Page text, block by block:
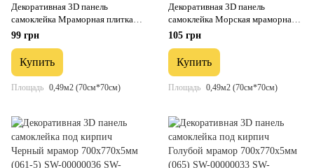
Декоративная 3D панель
самоклейка Мраморная плитка
700x700x4мм (192) SW-00000529
99 грн
Купить
Площадь 0,49м2 (70см*70см)
Декоративная 3D панель
самоклейка Морская мраморная
плитка 700x700x4мм (362) SW-
105 грн
Купить
Площадь 0,49м2 (70см*70см)